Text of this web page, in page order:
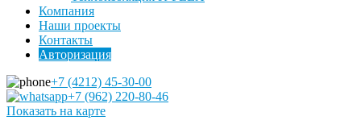
Компания
Наши проекты
Контакты
Авторизация
+7 (4212) 45-30-00
+7 (962) 220-80-46
Показать на карте